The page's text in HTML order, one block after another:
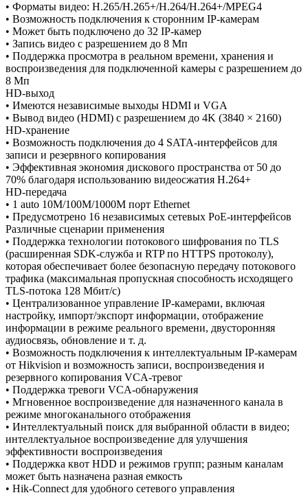
• Форматы видео: H.265/H.265+/H.264/H.264+/MPEG4
• Возможность подключения к сторонним IP-камерам
• Может быть подключено до 32 IP-камер
• Запись видео с разрешением до 8 Мп
• Поддержка просмотра в реальном времени, хранения и
воспроизведения для подключенной камеры с разрешением до
8 Мп
HD-выход
• Имеются независимые выходы HDMI и VGA
• Вывод видео (HDMI) с разрешением до 4K (3840 × 2160)
HD-хранение
• Возможность подключения до 4 SATA-интерфейсов для
записи и резервного копирования
• Эффективная экономия дискового пространства от 50 до
70% благодаря использованию видеосжатия H.264+
HD-передача
• 1 auto 10M/100M/1000M порт Ethernet
• Предусмотрено 16 независимых сетевых PoE-интерфейсов
Различные сценарии применения
• Поддержка технологии потокового шифрования по TLS
(расширенная SDK-служба и RTP по HTTPS протоколу),
которая обеспечивает более безопасную передачу потокового
трафика (максимальная пропускная способность исходящего
TLS-потока 128 Мбит/с)
• Централизованное управление IP-камерами, включая
настройку, импорт/экспорт информации, отображение
информации в режиме реального времени, двусторонняя
аудиосвязь, обновление и т. д.
• Возможность подключения к интеллектуальным IP-камерам
от Hikvision и возможность записи, воспроизведения и
резервного копирования VCA-тревог
• Поддержка тревоги VCA-обнаружения
• Мгновенное воспроизведение для назначенного канала в
режиме многоканального отображения
• Интеллектуальный поиск для выбранной области в видео;
интеллектуальное воспроизведение для улучшения
эффективности воспроизведения
• Поддержка квот HDD и режимов групп; разным каналам
может быть назначена разная емкость
• Hik-Connect для удобного сетевого управления